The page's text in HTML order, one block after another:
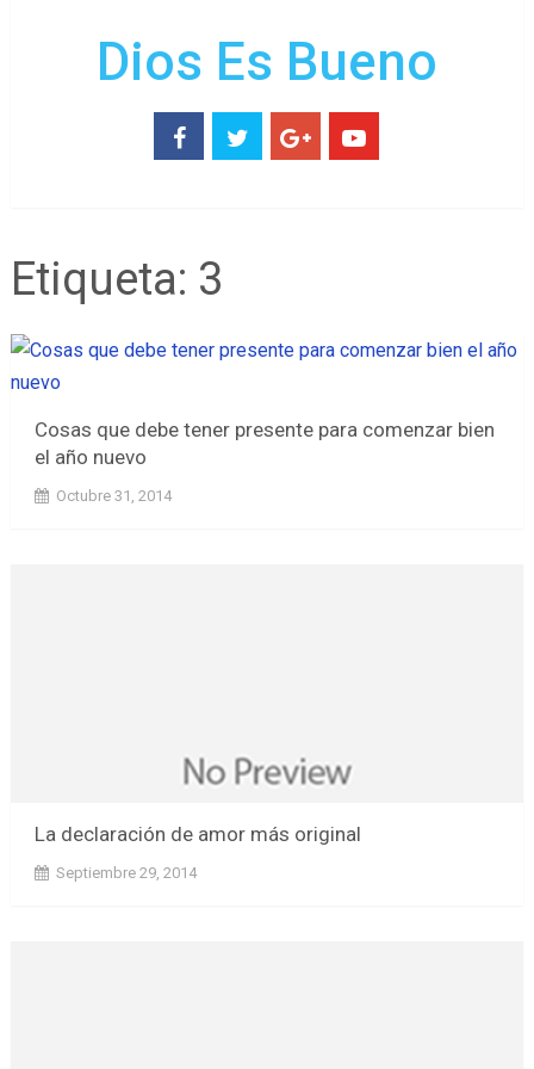
Dios Es Bueno
Etiqueta: 3
Cosas que debe tener presente para comenzar bien
el año nuevo
Octubre 31, 2014
La declaración de amor más original
Septiembre 29, 2014